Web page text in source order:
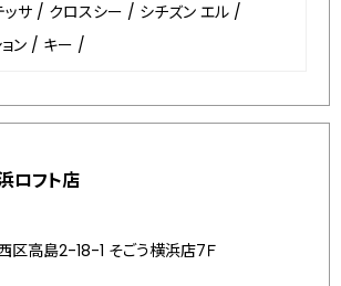
ッサ / クロスシー / シチズン エル /
ン / キー /
ロフト店
区高島2-18-1 そごう横浜店7Ｆ